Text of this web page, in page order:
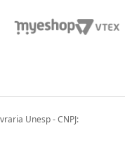
Unesp - CNPJ: